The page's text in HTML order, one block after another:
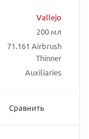
Vallejo
200 мл
71.161 Airbrush
Thinner
Auxiliaries
Сравнить